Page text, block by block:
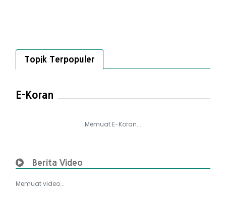
Topik Terpopuler
E-Koran
Memuat E-Koran...
Berita Video
Memuat video...